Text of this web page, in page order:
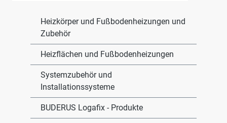
Heizkörper und Fußbodenheizungen und
Zubehör
Heizflächen und Fußbodenheizungen
Systemzubehör und
Installationssysteme
BUDERUS Logafix - Produkte